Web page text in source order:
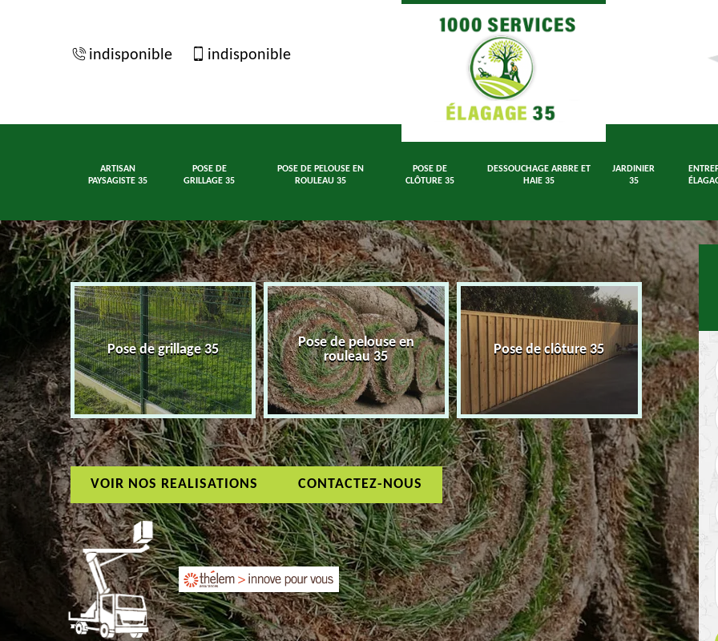
indisponible indisponible
ARTISAN
PAYSAGISTE 35
POSE DE
GRILLAGE 35
POSE DE PELOUSE EN
ROULEAU 35
POSE DE
CLÔTURE 35
DESSOUCHAGE ARBRE ET
HAIE 35
JARDINIER
35
Pose de grillage 35
Pose de pelouse en
rouleau 35
Pose de clôture 35
VOIR NOS REALISATIONS CONTACTEZ-NOUS